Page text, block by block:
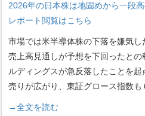
2026年の日本株は地固めから一段
レポート閲覧はこちら
市場では米半導体株の下落を嫌気
売上高見通しが予想を下回ったと
ルディングスが急反落したことを
売りが広がり、東証グロース指数も
→全文を読む